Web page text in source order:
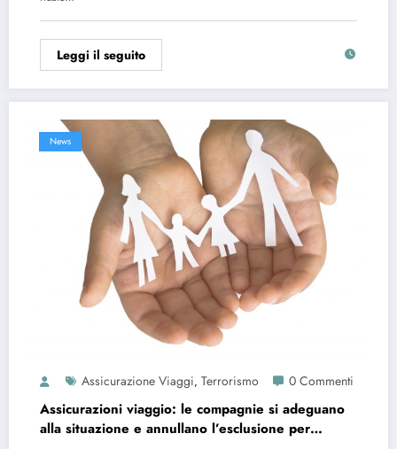
Leggi il seguito
News
Assicurazione Viaggi, Terrorismo 0 Commenti
Assicurazioni viaggio: le compagnie si adeguano
alla situazione e annullano l’esclusione per